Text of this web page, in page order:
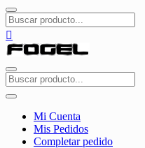
Mi Cuenta
Mis Pedidos
Completar pedido